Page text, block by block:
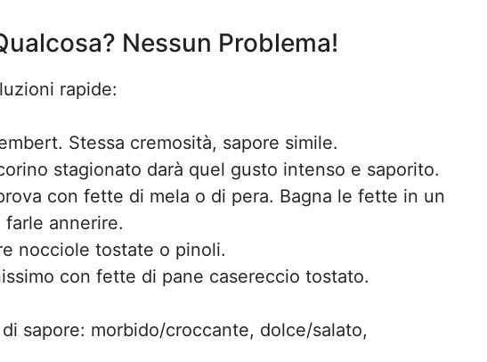
Nessun Problema!
rapide:
Stessa cremosità, sapore simile.
stagionato darà quel gusto intenso e saporito.
con fette di mela o di pera. Bagna le fette in un
farle annerire.
nocciole tostate o pinoli.
con fette di pane casereccio tostato.
sapore: morbido/croccante, dolce/salato,